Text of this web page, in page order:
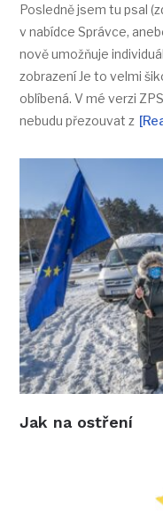
Posledně jsem tu psal
v nabídce Správce,
nově umožňuje
zobrazení Je to velmi
oblíbená. V mé verzi
nebudu přezouvat z
Jak na ostření